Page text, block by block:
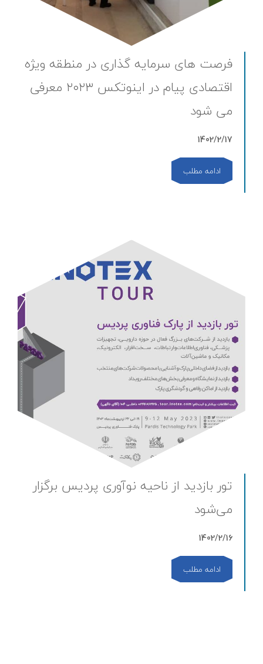
فرصت های سرمایه گذاری در منطقه ویژه
اقتصادی پیام در اینوتکس ۲۰۲۳ معرفی
می شود
1402/2/17
ادامه مطلب
تور بازدید از ناحیه نوآوری پردیس برگزار
می‌شود
1402/2/16
ادامه مطلب